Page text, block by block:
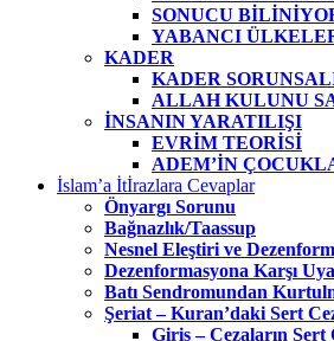
SONUCU
YABANCI
KADER
KADER
ALLAH KULUNU
İNSANIN YARATILIŞI
EVRİM TEORİSİ
ADEM’İN
İslam’a İtİrazlara Cevaplar
Önyargı Sorunu
Bağnazlık/Taassup
Nesnel Eleştiri ve
Dezenformasyona Karşı
Batı Sendromundan
Şeriat – Kuran’daki Sert
Giriş – Cezaların Sert